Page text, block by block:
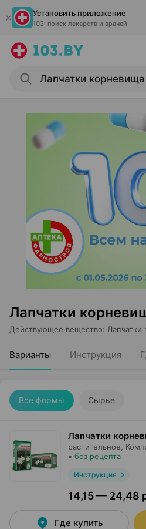
Установить приложение
103: поиск лекарств и врачей
Лапчатки
Действующее вещество:
Варианты Инструкция
Все формы Сырье
Лапчатки
растительное,
• без рецепта
Инструкция
14,15 — 24,48
Где купить